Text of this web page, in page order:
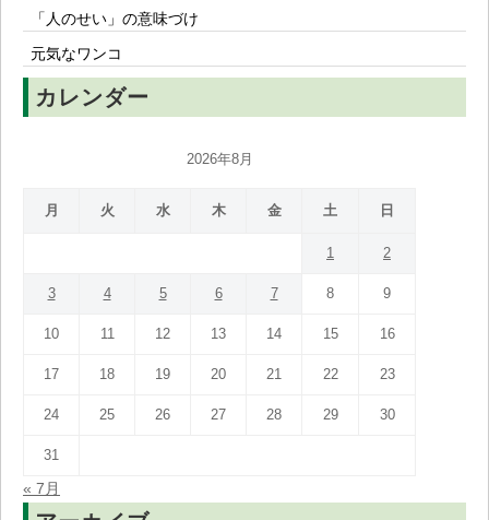
「人のせい」の意味づけ
元気なワンコ
カレンダー
2026年8月
月 火 水 木 金 土 日
1 2
3 4 5 6 7 8 9
10 11 12 13 14 15 16
17 18 19 20 21 22 23
24 25 26 27 28 29 30
31
« 7月